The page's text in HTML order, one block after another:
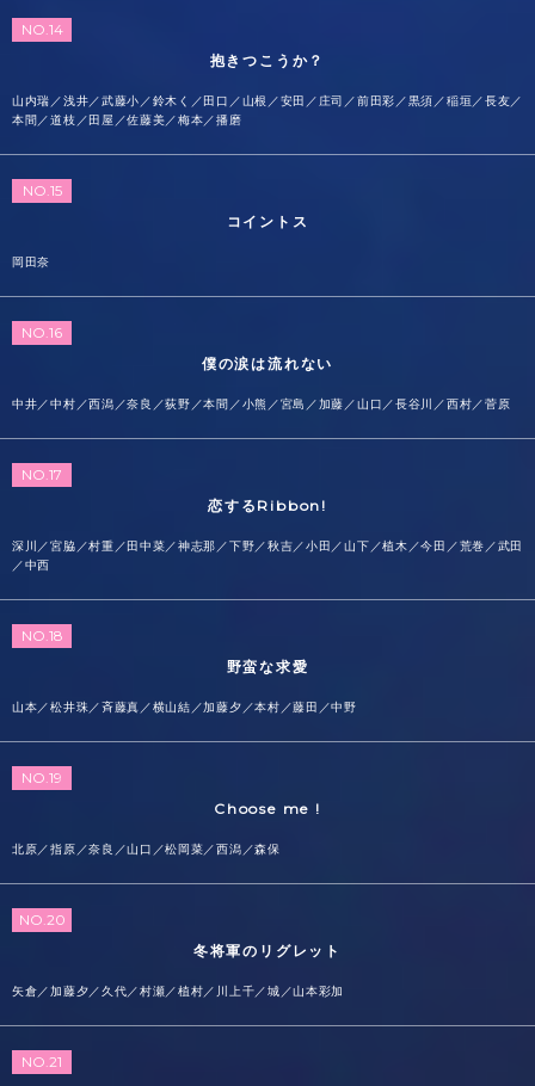
NO.14
抱きつこうか？
山内瑞／浅井／武藤小／鈴木く／田口／山根／安田／庄司／前田彩／黒須／稲垣／長友／
本間／道枝／田屋／佐藤美／梅本／播磨
NO.15
コイントス
岡田奈
NO.16
僕の涙は流れない
中井／中村／西潟／奈良／荻野／本間／小熊／宮島／加藤／山口／長谷川／西村／菅原
NO.17
恋するRibbon!
深川／宮脇／村重／田中菜／神志那／下野／秋吉／小田／山下／植木／今田／荒巻／武田
／中西
NO.18
野蛮な求愛
山本／松井珠／斉藤真／横山結／加藤夕／本村／藤田／中野
NO.19
Choose me !
北原／指原／奈良／山口／松岡菜／西潟／森保
NO.20
冬将軍のリグレット
矢倉／加藤夕／久代／村瀬／植村／川上千／城／山本彩加
NO.21